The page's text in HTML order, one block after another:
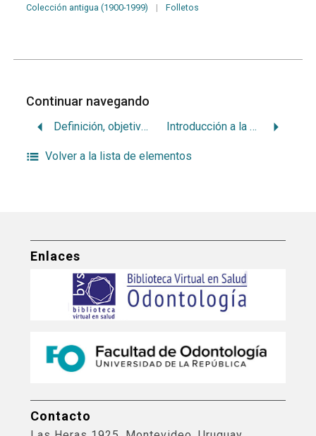
Colección antigua (1900-1999) | Folletos
Continuar navegando
Definición, objetivos, mecanismo, aparatología. Principios físicos (generales y particulares). Clasificación de las irrigaciones Introducción a la endodoncia
Volver a la lista de elementos
Enlaces
Contacto